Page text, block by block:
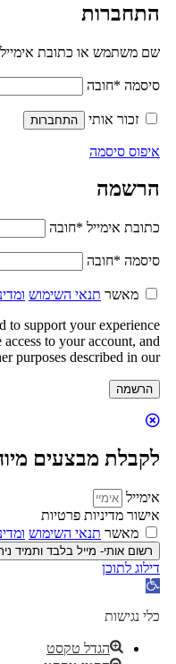
התחברות
שם משתמש או כתובת אימייל
סיסמה *חובה
זכור אותי התחברות
איפוס סיסמה
הרשמה
כתובת אימייל *חובה
סיסמה *חובה
מאשר תנאי השימוש
to support your experience
to your account, and
purposes described in our
הרשמה
לקבלת מבצעים
אימייל
אישור מדיניות פרטיות
מאשר תנאי השימוש
רשום אותי- מייל בלבד ותמיד
דילוג לתוכן
פתח
נגישות
כלי נגישות
הגדל טקסט